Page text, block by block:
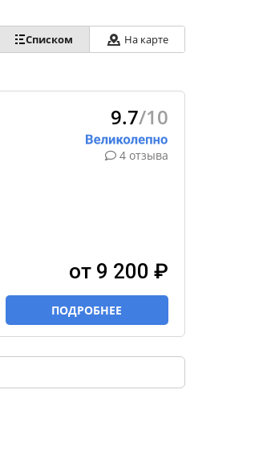
Списком На карте
9.7/10
4 отзыва
от 9 200 ₽
ПОДРОБНЕЕ